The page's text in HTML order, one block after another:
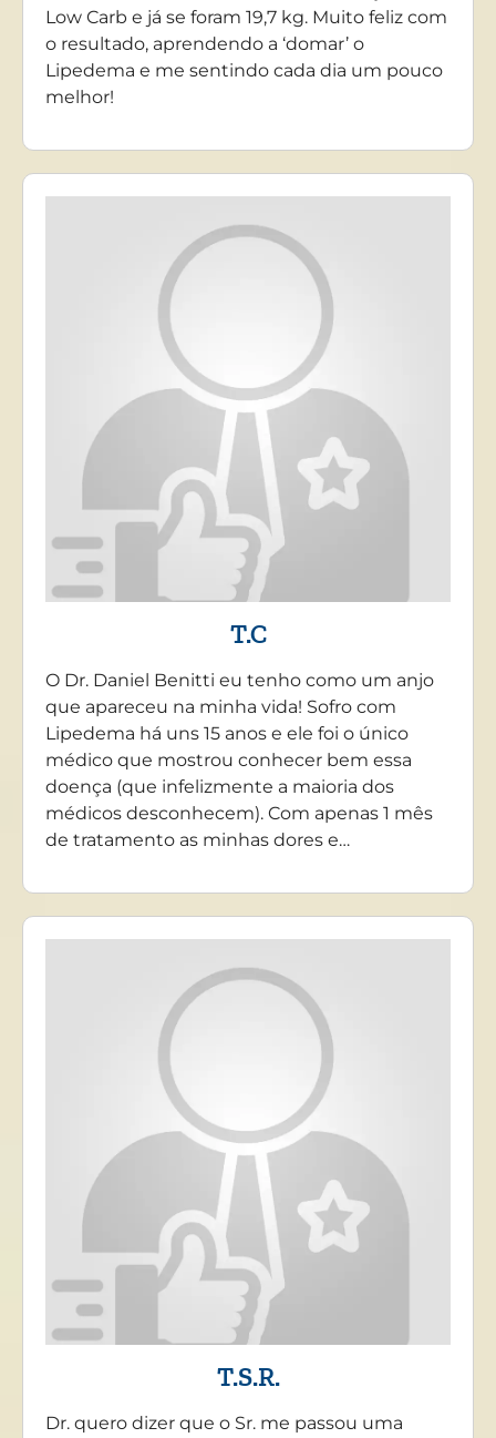
Low Carb e já se foram 19,7 kg. Muito feliz com
o resultado, aprendendo a ‘domar’ o
Lipedema e me sentindo cada dia um pouco
melhor!
T.C
O Dr. Daniel Benitti eu tenho como um anjo
que apareceu na minha vida! Sofro com
Lipedema há uns 15 anos e ele foi o único
médico que mostrou conhecer bem essa
doença (que infelizmente a maioria dos
médicos desconhecem). Com apenas 1 mês
de tratamento as minhas dores e…
T.S.R.
Dr. quero dizer que o Sr. me passou uma